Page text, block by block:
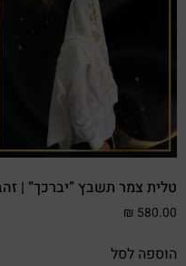
טלית צמר תשבץ ”יברכך” |
₪ 580.00
הוספה לסל